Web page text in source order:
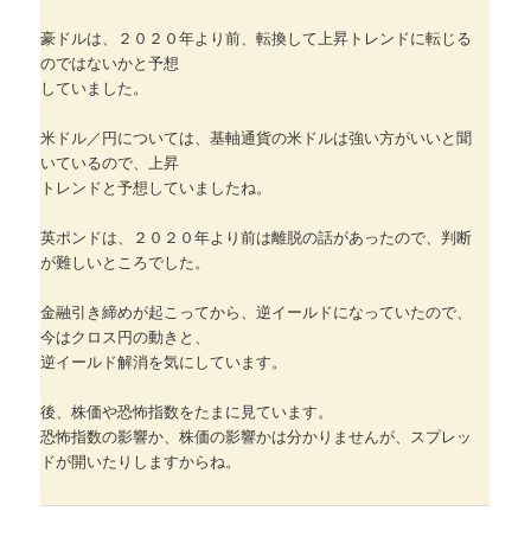
豪ドルは、２０２０年より前、転換して上昇トレンドに転じる
のではないかと予想
していました。
米ドル／円については、基軸通貨の米ドルは強い方がいいと聞
いているので、上昇
トレンドと予想していましたね。
英ポンドは、２０２０年より前は離脱の話があったので、判断
が難しいところでした。
金融引き締めが起こってから、逆イールドになっていたので、
今はクロス円の動きと、
逆イールド解消を気にしています。
後、株価や恐怖指数をたまに見ています。
恐怖指数の影響か、株価の影響かは分かりませんが、スプレッ
ドが開いたりしますからね。